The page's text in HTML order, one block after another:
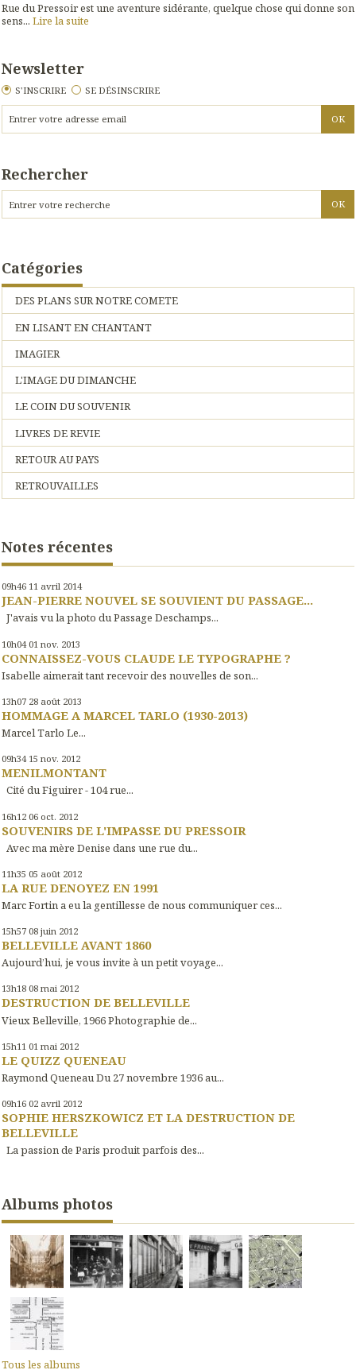
Rue du Pressoir est une aventure sidérante, quelque chose qui donne son
sens... Lire la suite
Newsletter
S'INSCRIRE SE DÉSINSCRIRE
Rechercher
Catégories
DES PLANS SUR NOTRE COMETE
EN LISANT EN CHANTANT
IMAGIER
L'IMAGE DU DIMANCHE
LE COIN DU SOUVENIR
LIVRES DE REVIE
RETOUR AU PAYS
RETROUVAILLES
Notes récentes
09h46 11 avril 2014
JEAN-PIERRE NOUVEL SE SOUVIENT DU PASSAGE...
J'avais vu la photo du Passage Deschamps...
10h04 01 nov. 2013
CONNAISSEZ-VOUS CLAUDE LE TYPOGRAPHE ?
Isabelle aimerait tant recevoir des nouvelles de son...
13h07 28 août 2013
HOMMAGE A MARCEL TARLO (1930-2013)
Marcel Tarlo Le...
09h34 15 nov. 2012
MENILMONTANT
Cité du Figuirer - 104 rue...
16h12 06 oct. 2012
SOUVENIRS DE L'IMPASSE DU PRESSOIR
Avec ma mère Denise dans une rue du...
11h35 05 août 2012
LA RUE DENOYEZ EN 1991
Marc Fortin a eu la gentillesse de nous communiquer ces...
15h57 08 juin 2012
BELLEVILLE AVANT 1860
Aujourd’hui, je vous invite à un petit voyage...
13h18 08 mai 2012
DESTRUCTION DE BELLEVILLE
Vieux Belleville, 1966 Photographie de...
15h11 01 mai 2012
LE QUIZZ QUENEAU
Raymond Queneau Du 27 novembre 1936 au...
09h16 02 avril 2012
SOPHIE HERSZKOWICZ ET LA DESTRUCTION DE
BELLEVILLE
La passion de Paris produit parfois des...
Albums photos
Tous les albums